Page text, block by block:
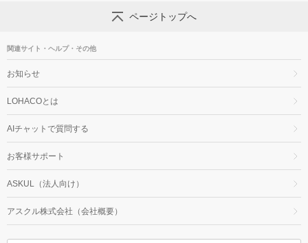
ページトップへ
関連サイト・ヘルプ・その他
お知らせ
LOHACOとは
AIチャットで質問する
お客様サポート
ASKUL（法人向け）
アスクル株式会社（会社概要）